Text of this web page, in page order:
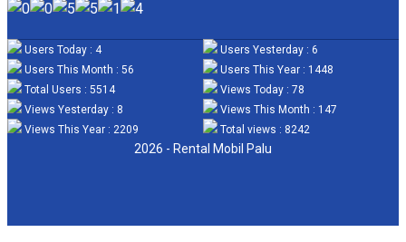
Users Today : 4
Users Yesterday : 6
Users This Month : 56
Users This Year : 1448
Total Users : 5514
Views Today : 78
Views Yesterday : 8
Views This Month : 147
Views This Year : 2209
Total views : 8242
2026 - Rental Mobil Palu